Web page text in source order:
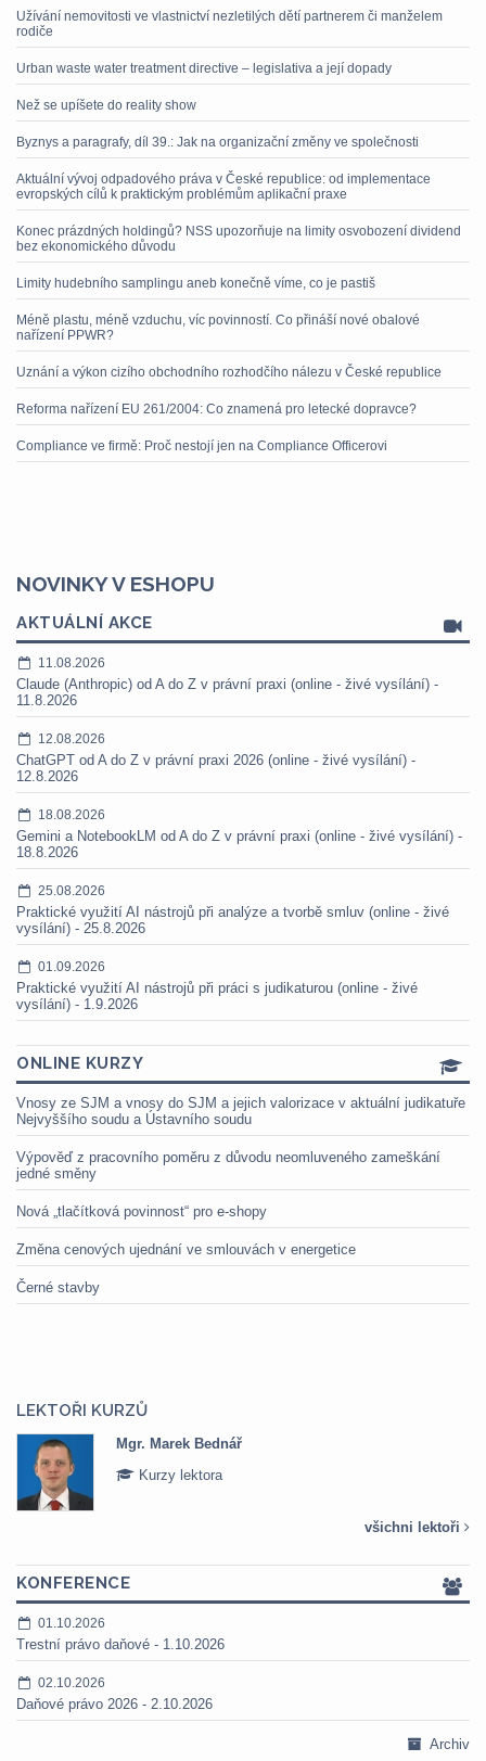
Užívání nemovitosti ve vlastnictví nezletilých dětí partnerem či manželem
rodiče
Urban waste water treatment directive – legislativa a její dopady
Než se upíšete do reality show
Byznys a paragrafy, díl 39.: Jak na organizační změny ve společnosti
Aktuální vývoj odpadového práva v České republice: od implementace
evropských cílů k praktickým problémům aplikační praxe
Konec prázdných holdingů? NSS upozorňuje na limity osvobození dividend
bez ekonomického důvodu
Limity hudebního samplingu aneb konečně víme, co je pastiš
Méně plastu, méně vzduchu, víc povinností. Co přináší nové obalové
nařízení PPWR?
Uznání a výkon cizího obchodního rozhodčího nálezu v České republice
Reforma nařízení EU 261/2004: Co znamená pro letecké dopravce?
Compliance ve firmě: Proč nestojí jen na Compliance Officerovi
NOVINKY V ESHOPU
AKTUÁLNÍ AKCE
11.08.2026
Claude (Anthropic) od A do Z v právní praxi (online - živé vysílání) -
11.8.2026
12.08.2026
ChatGPT od A do Z v právní praxi 2026 (online - živé vysílání) -
12.8.2026
18.08.2026
Gemini a NotebookLM od A do Z v právní praxi (online - živé vysílání) -
18.8.2026
25.08.2026
Praktické využití AI nástrojů při analýze a tvorbě smluv (online - živé
vysílání) - 25.8.2026
01.09.2026
Praktické využití AI nástrojů při práci s judikaturou (online - živé
vysílání) - 1.9.2026
ONLINE KURZY
Vnosy ze SJM a vnosy do SJM a jejich valorizace v aktuální judikatuře
Nejvyššího soudu a Ústavního soudu
Výpověď z pracovního poměru z důvodu neomluveného zameškání
jedné směny
Nová „tlačítková povinnost“ pro e-shopy
Změna cenových ujednání ve smlouvách v energetice
Černé stavby
LEKTOŘI KURZŮ
Mgr. Marek Bednář
Kurzy lektora
všichni lektoři
KONFERENCE
01.10.2026
Trestní právo daňové - 1.10.2026
02.10.2026
Daňové právo 2026 - 2.10.2026
Archiv